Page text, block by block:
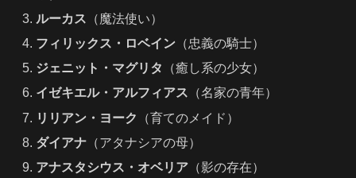
ルーカス （魔法使い）
フィリックス・ロベイン （忠義の騎士）
ジェニット・マグリタ
（癒し系の少女）
イゼキエル・アルフィアス （名家の青年）
リリアン・ヨーク
（育てのメイド）
ダイアナ （アタナシアの母）
アナスタシウス・オベリア （影の存在）